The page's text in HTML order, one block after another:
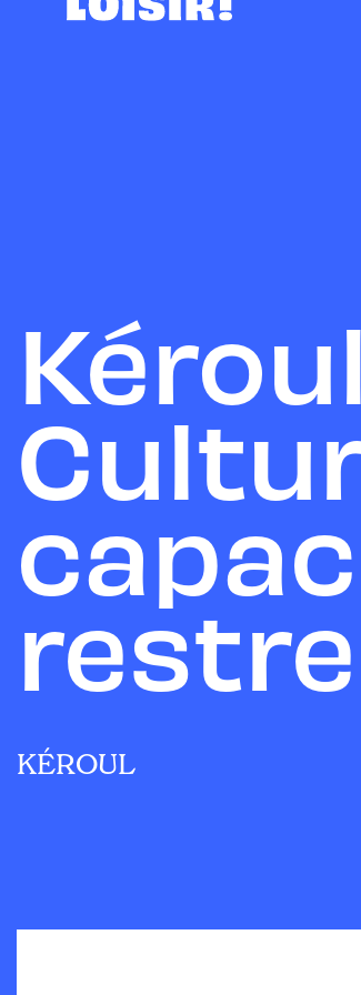
KÉROUL